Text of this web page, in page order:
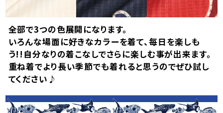
全部で3つの色展開になります。
いろんな場面に好きなカラーを着て、毎日を楽しも
う!!自分なりの着こなしでさらに楽しむ事が出来ます。
重ね着でより長い季節でも着れると思うのでぜひ試し
てください♪